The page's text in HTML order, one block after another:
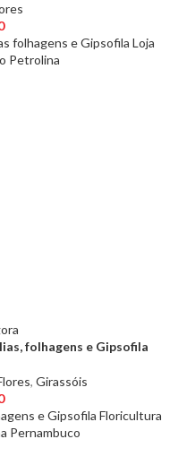
folhagens e Gipsofila
, Girassóis